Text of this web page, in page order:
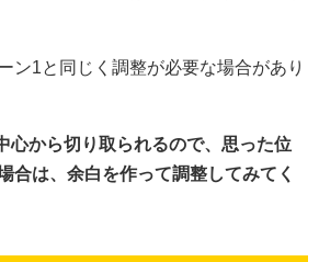
ン1と同じく調整が必要な場合があり
心から切り取られるので、思った位
合は、余白を作って調整してみてく